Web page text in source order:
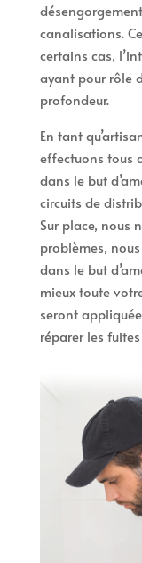
canalisations.
certains cas,
ayant pour rôle
profondeur.
En tant
effectuons tous
dans le but
circuits de
Sur place, nous
problèmes,
dans le but
mieux toute
seront
réparer les